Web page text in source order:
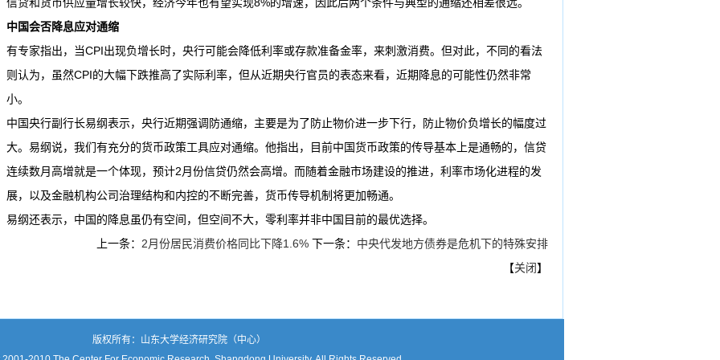
中国会否降息应对通缩
有专家指出，当CPI出现负增长时，央行可能会降低利率或存款准备金率，来刺激消费。但对此，不同的看法
则认为，虽然CPI的大幅下跌推高了实际利率，但从近期央行官员的表态来看，近期降息的可能性仍然非常
小。
中国央行副行长易纲表示，央行近期强调防通缩，主要是为了防止物价进一步下行，防止物价负增长的幅度过
大。易纲说，我们有充分的货币政策工具应对通缩。他指出，目前中国货币政策的传导基本上是通畅的，信贷
连续数月高增就是一个体现，预计2月份信贷仍然会高增。而随着金融市场建设的推进，利率市场化进程的发
展，以及金融机构公司治理结构和内控的不断完善，货币传导机制将更加畅通。
易纲还表示，中国的降息虽仍有空间，但空间不大，零利率并非中国目前的最优选择。
上一条： 2月份居民消费价格同比下降1.6% 下一条： 中央代发地方债券是危机下的特殊安排
【关闭】
版权所有：山东大学经济研究院（中心）